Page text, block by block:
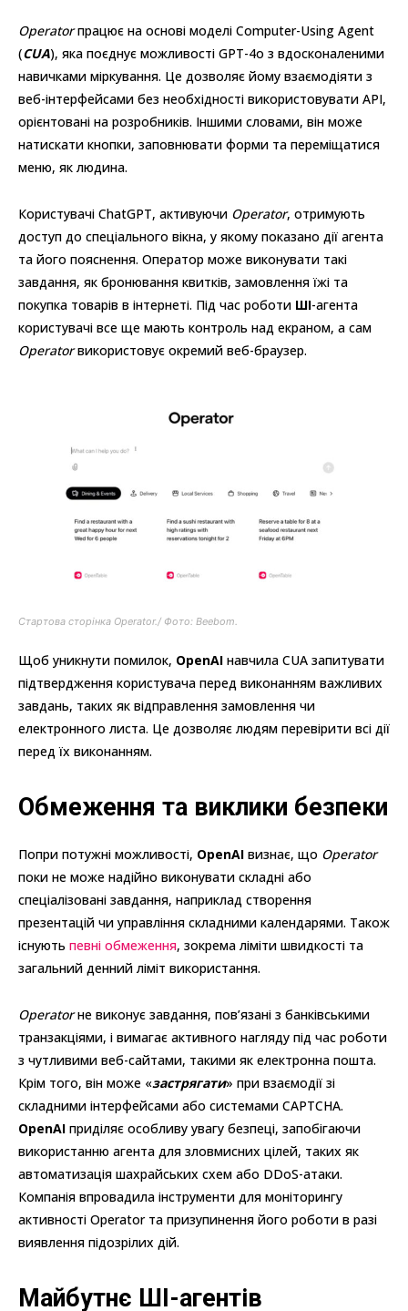
Operatorпрацює на основі моделі Computer-Using Agent
(CUA), яка поєднує можливості GPT-4o з вдосконаленими
навичками міркування. Це дозволяє йому взаємодіяти з
веб-інтерфейсами без необхідності використовувати API,
орієнтовані на розробників. Іншими словами, він може
натискати кнопки, заповнювати форми та переміщатися
меню, як людина.
Користувачі ChatGPT, активуючи Operator, отримують
доступ до спеціального вікна, у якому показано дії агента
та його пояснення. Оператор може виконувати такі
завдання, як бронювання квитків, замовлення їжі та
покупка товарів в інтернеті. Під час роботи ШІ-агента
користувачі все ще мають контроль над екраном, а сам
Operatorвикористовує окремий веб-браузер.
Стартова сторінка Operator./ Фото: Beebom.
Щоб уникнути помилок, OpenAI навчила CUA запитувати
підтвердження користувача перед виконанням важливих
завдань, таких як відправлення замовлення чи
електронного листа. Це дозволяє людям перевірити всі дії
перед їх виконанням.
Обмеження та виклики безпеки
Попри потужні можливості, OpenAI визнає, що Operator
поки не може надійно виконувати складні або
спеціалізовані завдання, наприклад створення
презентацій чи управління складними календарями. Також
існують певні обмеження, зокрема ліміти швидкості та
загальний денний ліміт використання.
Operatorне виконує завдання, пов’язані з банківськими
транзакціями, і вимагає активного нагляду під час роботи
з чутливими веб-сайтами, такими як електронна пошта.
Крім того, він може «застрягати» при взаємодії зі
складними інтерфейсами або системами CAPTCHA.
OpenAI приділяє особливу увагу безпеці, запобігаючи
використанню агента для зловмисних цілей, таких як
автоматизація шахрайських схем або DDoS-атаки.
Компанія впровадила інструменти для моніторингу
активності Operator та призупинення його роботи в разі
виявлення підозрілих дій.
Майбутнє ШІ-агентів